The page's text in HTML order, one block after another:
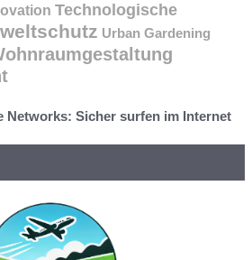
Technologische
Urban Gardening
Networks: Sicher surfen im Internet